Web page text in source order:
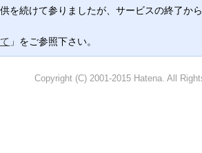
を続けて参りましたが、サービスの終了
」をご参照下さい。
Copyright (C) 2001-2015 Hatena. All